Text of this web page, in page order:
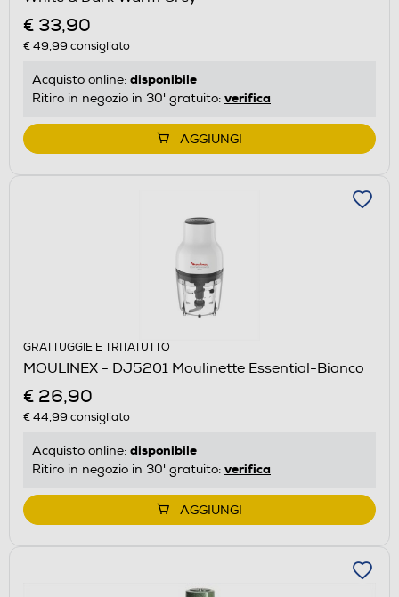
€ 33,90
€ 49,99 consigliato
Acquisto online: disponibile
Ritiro in negozio in 30' gratuito: verifica
AGGIUNGI
GRATTUGGIE E TRITATUTTO
MOULINEX - DJ5201 Moulinette Essential-Bianco
€ 26,90
€ 44,99 consigliato
Acquisto online: disponibile
Ritiro in negozio in 30' gratuito: verifica
AGGIUNGI